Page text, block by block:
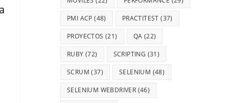
PMI ACP (48) PRACTITEST (37)
PROYECTOS (21) QA (22)
RUBY (72) SCRIPTING (31)
SCRUM (37) SELENIUM (48)
SELENIUM WEBDRIVER (46)